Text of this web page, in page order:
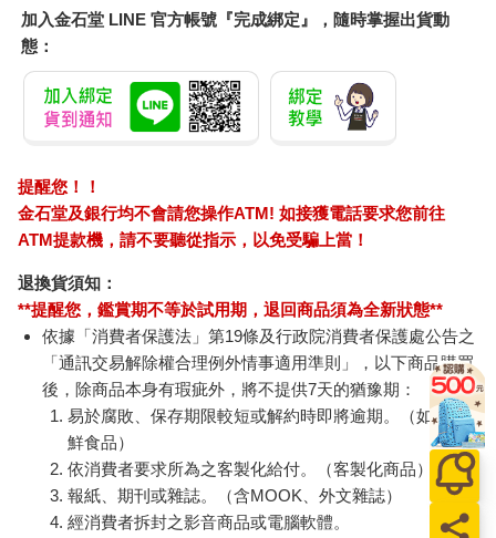
加入金石堂 LINE 官方帳號『完成綁定』，隨時掌握出貨動
態：
提醒您！！
金石堂及銀行均不會請您操作ATM! 如接獲電話要求您前往
ATM提款機，請不要聽從指示，以免受騙上當！
退換貨須知：
**提醒您，鑑賞期不等於試用期，退回商品須為全新狀態**
依據「消費者保護法」第19條及行政院消費者保護處公告之
「通訊交易解除權合理例外情事適用準則」，以下商品購買
後，除商品本身有瑕疵外，將不提供7天的猶豫期：
易於腐敗、保存期限較短或解約時即將逾期。（如：生
鮮食品）
依消費者要求所為之客製化給付。（客製化商品）
報紙、期刊或雜誌。（含MOOK、外文雜誌）
經消費者拆封之影音商品或電腦軟體。